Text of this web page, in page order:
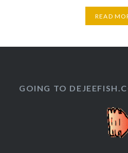
READ
GOING TO